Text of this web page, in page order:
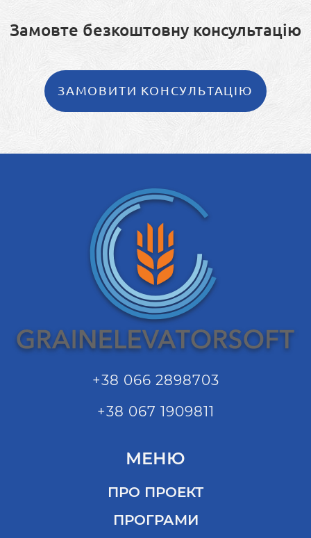
Замовте безкоштовну консультацію
ЗАМОВИТИ КОНСУЛЬТАЦІЮ
+38 066 2898703
+38 067 1909811
МЕНЮ
ПРО ПРОЕКТ
ПРОГРАМИ